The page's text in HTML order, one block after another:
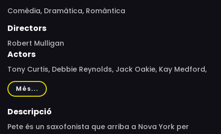
Comèdia, Dramàtica, Romàntica
Directors
Robert Mulligan
Actors
Tony Curtis, Debbie Reynolds, Jack Oakie, Kay Medford,
Don Rickles, Marjorie Bennett, Hal K. Dawson, Norman Fell,
Stanley Adams, Johnny Lee, Sam Butera, Lisa Drake, Joe
Bushkin, Gerry Mulligan
Més...
Descripció
Pete és un saxofonista que arriba a Nova York per